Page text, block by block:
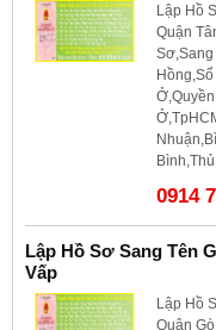
Lập Hồ
Quận
0914
Lập Hồ Sơ Sang Tên
Vấp
Lập Hồ
Quận